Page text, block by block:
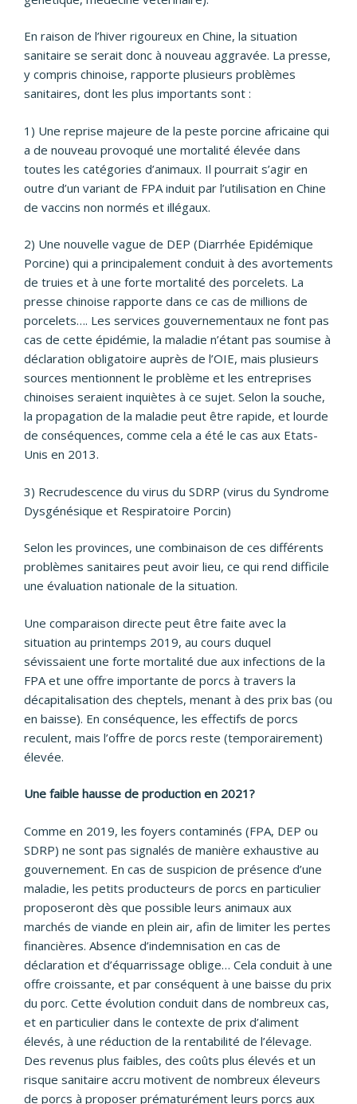
En raison de l’hiver rigoureux en Chine, la situation
sanitaire se serait donc à nouveau aggravée. La presse,
y compris chinoise, rapporte plusieurs problèmes
sanitaires, dont les plus importants sont :
1) Une reprise majeure de la peste porcine africaine qui
a de nouveau provoqué une mortalité élevée dans
toutes les catégories d’animaux. Il pourrait s’agir en
outre d’un variant de FPA induit par l’utilisation en Chine
de vaccins non normés et illégaux.
2) Une nouvelle vague de DEP (Diarrhée Epidémique
Porcine) qui a principalement conduit à des avortements
de truies et à une forte mortalité des porcelets. La
presse chinoise rapporte dans ce cas de millions de
porcelets…. Les services gouvernementaux ne font pas
cas de cette épidémie, la maladie n’étant pas soumise à
déclaration obligatoire auprès de l’OIE, mais plusieurs
sources mentionnent le problème et les entreprises
chinoises seraient inquiètes à ce sujet. Selon la souche,
la propagation de la maladie peut être rapide, et lourde
de conséquences, comme cela a été le cas aux Etats-
Unis en 2013.
3) Recrudescence du virus du SDRP (virus du Syndrome
Dysgénésique et Respiratoire Porcin)
Selon les provinces, une combinaison de ces différents
problèmes sanitaires peut avoir lieu, ce qui rend difficile
une évaluation nationale de la situation.
Une comparaison directe peut être faite avec la
situation au printemps 2019, au cours duquel
sévissaient une forte mortalité due aux infections de la
FPA et une offre importante de porcs à travers la
décapitalisation des cheptels, menant à des prix bas (ou
en baisse). En conséquence, les effectifs de porcs
reculent, mais l’offre de porcs reste (temporairement)
élevée.
Une faible hausse de production en 2021?
Comme en 2019, les foyers contaminés (FPA, DEP ou
SDRP) ne sont pas signalés de manière exhaustive au
gouvernement. En cas de suspicion de présence d’une
maladie, les petits producteurs de porcs en particulier
proposeront dès que possible leurs animaux aux
marchés de viande en plein air, afin de limiter les pertes
financières. Absence d’indemnisation en cas de
déclaration et d’équarrissage oblige… Cela conduit à une
offre croissante, et par conséquent à une baisse du prix
du porc. Cette évolution conduit dans de nombreux cas,
et en particulier dans le contexte de prix d’aliment
élevés, à une réduction de la rentabilité de l’élevage.
Des revenus plus faibles, des coûts plus élevés et un
risque sanitaire accru motivent de nombreux éleveurs
de porcs à proposer prématurément leurs porcs aux